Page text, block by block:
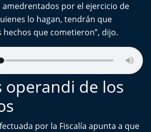
por el ejercicio de
lo hagan, tendrán que
que cometieron”, dijo.
operandi de los
por la Fiscalía apunta a que